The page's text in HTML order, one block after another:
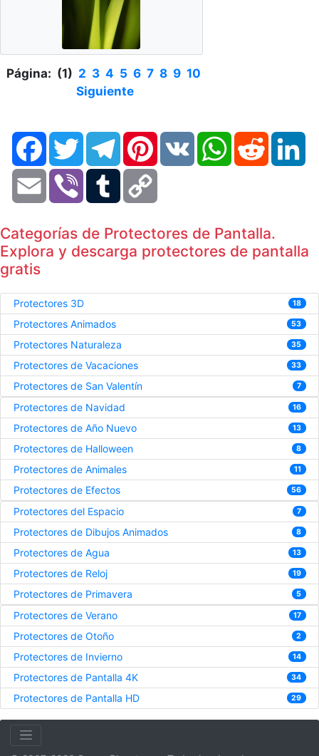
Página: (1) 2 3 4 5 6 7 8 9 10
Siguiente
FacebookTwitter TelegramPinterestVK WhatsAppReddit
Email Viber Tumblr
Categorías de Protectores de Pantalla.
Explora y descarga protectores de pantalla
gratis
Protectores 3D 18
Protectores Animados 53
Protectores Naturaleza 35
Protectores de Vacaciones 33
Protectores de San Valentín 7
Protectores de Navidad 16
Protectores de Año Nuevo 13
Protectores de Halloween 8
Protectores de Animales 11
Protectores de Efectos 56
Protectores del Espacio 7
Protectores de Dibujos Animados 8
Protectores de Agua 13
Protectores de Reloj 19
Protectores de Primavera 5
Protectores de Verano 17
Protectores de Otoño 2
Protectores de Invierno 14
Protectores de Pantalla 4K 34
Protectores de Pantalla HD 29